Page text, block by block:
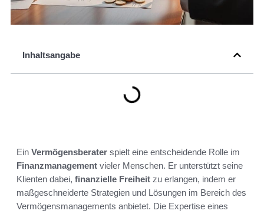
Inhaltsangabe
Ein Vermögensberater spielt eine entscheidende Rolle im
Finanzmanagement vieler Menschen. Er unterstützt seine
Klienten dabei, finanzielle Freiheit zu erlangen, indem er
maßgeschneiderte Strategien und Lösungen im Bereich des
Vermögensmanagements anbietet. Die Expertise eines